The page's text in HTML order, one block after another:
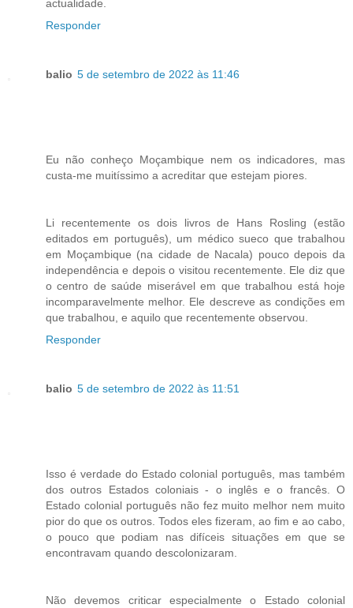
actualidade.
Responder
balio 5 de setembro de 2022 às 11:46
Eu não conheço Moçambique nem os indicadores, mas
custa-me muitíssimo a acreditar que estejam piores.
Li recentemente os dois livros de Hans Rosling (estão
editados em português), um médico sueco que trabalhou
em Moçambique (na cidade de Nacala) pouco depois da
independência e depois o visitou recentemente. Ele diz que
o centro de saúde miserável em que trabalhou está hoje
incomparavelmente melhor. Ele descreve as condições em
que trabalhou, e aquilo que recentemente observou.
Responder
balio 5 de setembro de 2022 às 11:51
Isso é verdade do Estado colonial português, mas também
dos outros Estados coloniais - o inglês e o francês. O
Estado colonial português não fez muito melhor nem muito
pior do que os outros. Todos eles fizeram, ao fim e ao cabo,
o pouco que podiam nas difíceis situações em que se
encontravam quando descolonizaram.
Não devemos criticar especialmente o Estado colonial